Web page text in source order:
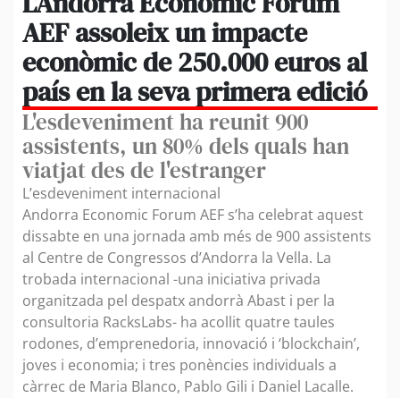
AEF assoleix un impacte
econòmic de 250.000 euros al
país en la seva primera edició
L'esdeveniment ha reunit 900
assistents, un 80% dels quals han
viatjat des de l'estranger
L’esdeveniment internacional
Andorra Economic Forum AEF s’ha celebrat aquest
dissabte en una jornada amb més de 900 assistents
al Centre de Congressos d’Andorra la Vella. La
trobada internacional -una iniciativa privada
organitzada pel despatx andorrà Abast i per la
consultoria RacksLabs- ha acollit quatre taules
rodones, d’emprenedoria, innovació i ‘blockchain’,
joves i economia; i tres ponències individuals a
càrrec de Maria Blanco, Pablo Gili i Daniel Lacalle.